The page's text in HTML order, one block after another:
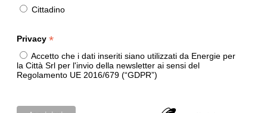
Cittadino
Privacy *
Accetto che i dati inseriti siano utilizzati da Energie per
la Città Srl per l'invio della newsletter ai sensi del
Regolamento UE 2016/679 (“GDPR”)